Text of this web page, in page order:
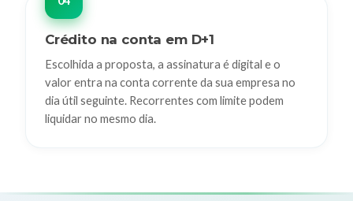
Crédito na conta em D+1
Escolhida a proposta, a assinatura é digital e o
valor entra na conta corrente da sua empresa no
dia útil seguinte. Recorrentes com limite podem
liquidar no mesmo dia.